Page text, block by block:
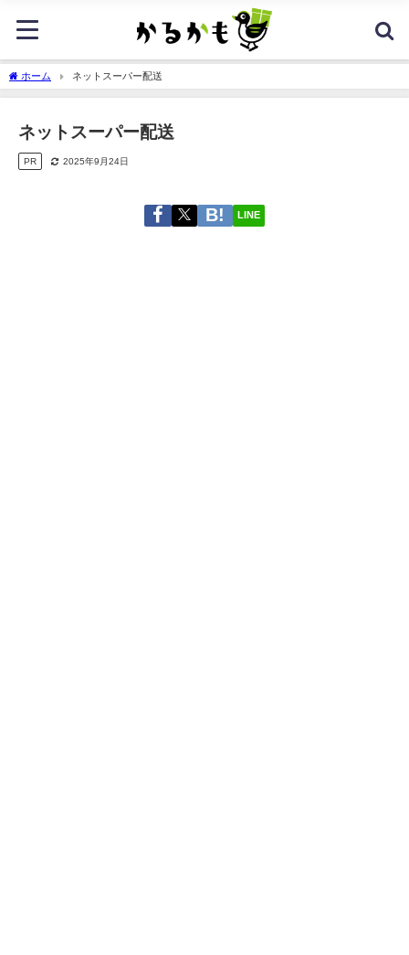
ホーム ネットスーパー配送
ネットスーパー配送
PR 2025年9月24日
LINE